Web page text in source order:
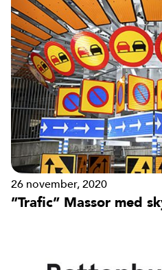
26 november, 2020
”Trafic” Massor med